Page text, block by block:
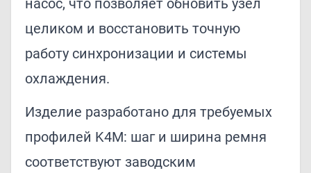
насос, что позволяет обновить узел
целиком и восстановить точную
работу синхронизации и системы
охлаждения.
Изделие разработано для требуемых
профилей K4M: шаг и ширина ремня
соответствуют заводским